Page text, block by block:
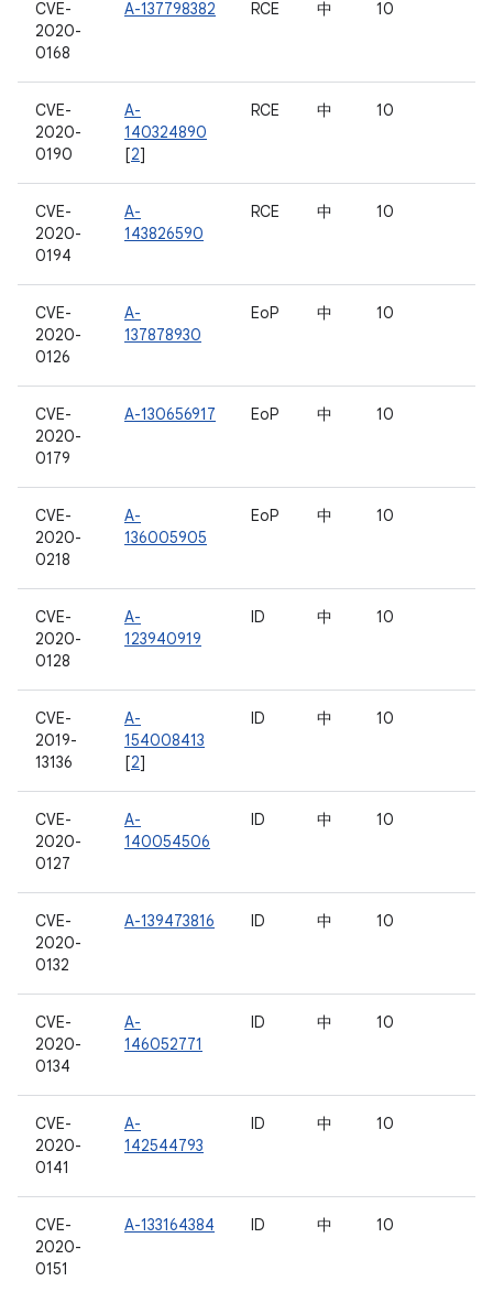
CVE-
2020-
0168
A-137798382 RCE 中 10
CVE-
2020-
0190
A-
140324890
[2]
RCE 中 10
CVE-
2020-
0194
A-
143826590
RCE 中 10
CVE-
2020-
0126
A-
137878930
EoP 中 10
CVE-
2020-
0179
A-130656917 EoP 中 10
CVE-
2020-
0218
A-
136005905
EoP 中 10
CVE-
2020-
0128
A-
123940919
ID 中 10
CVE-
2019-
13136
A-
154008413
[2]
ID 中 10
CVE-
2020-
0127
A-
140054506
ID 中 10
CVE-
2020-
0132
A-139473816 ID 中 10
CVE-
2020-
0134
A-
146052771
ID 中 10
CVE-
2020-
0141
A-
142544793
ID 中 10
CVE-
2020-
0151
A-133164384 ID 中 10